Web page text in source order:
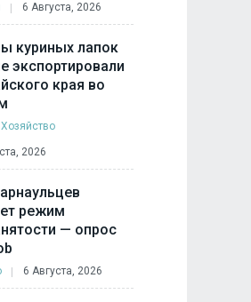
6 Августа, 2026
куриных лапок
экспортировали
края во
2026
режим
— опрос
6 Августа, 2026